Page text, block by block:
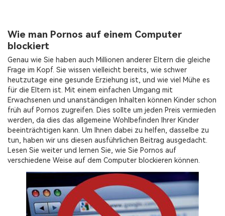
Entdecken
Übersicht
Video
Foto
Kreativ-Center
Übersicht
UI & UX Vorlagen
Diagramm-Vorlagen
PDF-Konverter
PDF-Vorlagen
Video-/Foto-/Datei-Reparatur.
Alle Produkte anzeigen
Entdecken
Übersicht
Foto-Wiederherstellung
Videoreparatur
WhatsApp Übertragen
iOS-Update
Wie man Pornos auf einem Computer
blockiert
Genau wie Sie haben auch Millionen anderer Eltern die gleiche
Frage im Kopf. Sie wissen vielleicht bereits, wie schwer
heutzutage eine gesunde Erziehung ist, und wie viel Mühe es
für die Eltern ist. Mit einem einfachen Umgang mit
Erwachsenen und unanständigen Inhalten können Kinder schon
früh auf Pornos zugreifen. Dies sollte um jeden Preis vermieden
werden, da dies das allgemeine Wohlbefinden Ihrer Kinder
beeinträchtigen kann. Um Ihnen dabei zu helfen, dasselbe zu
tun, haben wir uns diesen ausführlichen Beitrag ausgedacht.
Lesen Sie weiter und lernen Sie, wie Sie Pornos auf
verschiedene Weise auf dem Computer blockieren können.